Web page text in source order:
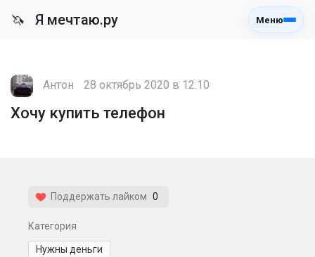
🦄 Я мечтаю.ру Меню
Антон 28 октябрь 2020 в 12:10
Хочу купить телефон
Поддержать лайком 0
Категория
Нужны деньги